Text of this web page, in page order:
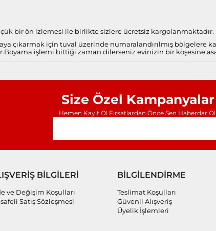
bir ön izlemesi ile birlikte sizlere ücretsiz kargolanmaktadır.
çıkarmak için tuval üzerinde numaralandırılmış bölgelere
Boyama işlemi bittiği zaman dilerseniz evinizin bir köşesine
Size Özel Kampanyalar
Hemen Kayıt Ol Fırsatlardan Önce Sen Haberdar Ol!
BİLGİLERİ
ve Değişim Koşulları
Satış Sözleşmesi
BİLGİLENDİRME
Teslimat Koşulları
Güvenli Alışveriş
Üyelik İşlemleri